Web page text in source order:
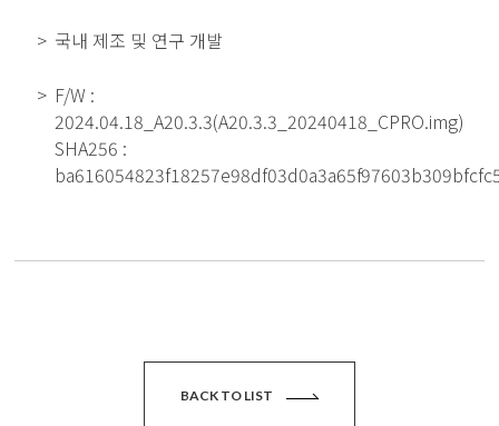
국내 제조 및 연구 개발
F/W :
2024.04.18_A20.3.3(A20.3.3_20240418_CPRO.img)
SHA256 :
BACK TO LIST